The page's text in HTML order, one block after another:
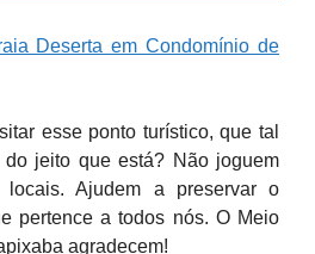
Deserta em Condomínio de
esse ponto turístico, que tal
do jeito que está? Não joguem
Ajudem a preservar o
pertence a todos nós. O Meio
agradecem!